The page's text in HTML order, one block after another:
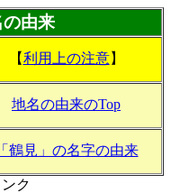
の由来
【利用上の注意】
地名の由来のTop
「鶴見」の名字の由来
ク